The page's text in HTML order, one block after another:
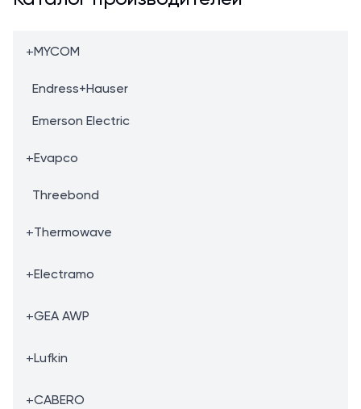
+MYCOM
Endress+Hauser
Emerson Electric
+Evapco
Threebond
+Thermowave
+Electramo
+GEA AWP
+Lufkin
+CABERO